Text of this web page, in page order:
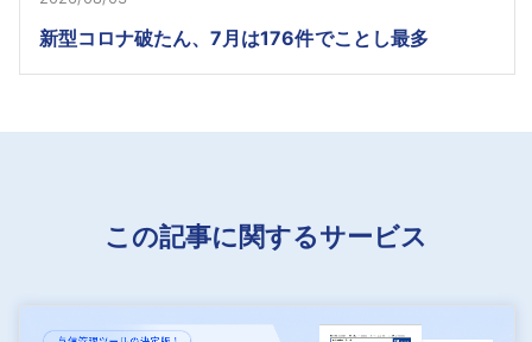
新型コロナ破たん、7月は176件でことし最多
この記事に関するサービス